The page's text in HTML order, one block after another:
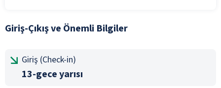
Giriş-Çıkış ve Önemli Bilgiler
Giriş (Check-in)
13-gece yarısı